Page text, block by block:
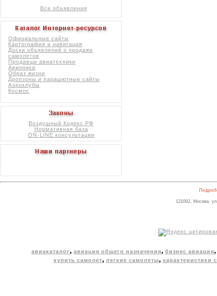
Все объявления
Официальные сайты
Картография и навигация
Доски объявлений о продаже
самолетов
Продавцы авиатехники
Авионика
Образ жизни
Дропзоны и парашютные сайты
Аэроклубы
Космос
Воздушный Кодекс РФ
Нормативная база
ON-LINE консультации
121002, Москва,
авиакаталог, авиация общего назначения, бизнес авиация
купить самолет, легкие самолеты, характеристики